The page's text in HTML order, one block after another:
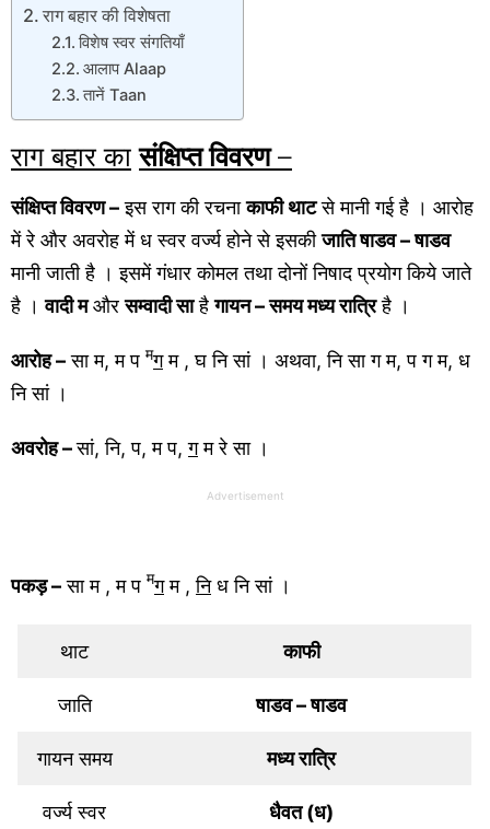
राग बहार की विशेषता
विशेष स्वर संगतियाँ
आलाप Alaap
तानें Taan
राग बहार का संक्षिप्त विवरण–
संक्षिप्त विवरण –इस राग की रचनाकाफी थाटसे मानी गई है । आरोह
में रे और अवरोह में ध स्वर वर्ज्य होने से इसकीजाति षाडव – षाडव
मानी जाती है । इसमें गंधार कोमल तथा दोनों निषाद प्रयोग किये जाते
है ।वादी मऔरसम्वादी साहैगायन – समय मध्य रात्रिहै ।
आरोह –सा म, म प मगम , घ नि सां । अथवा, नि सा ग म, प ग म, ध
नि सां ।
अवरोह –सां, नि, प, म प,गम रे सा ।
Advertisement
पकड़ –सा म , म प मगम ,निध नि सां ।
थाट काफी
जाति षाडव – षाडव
गायन समय मध्य रात्रि
वर्ज्य स्वर धैवत (ध)